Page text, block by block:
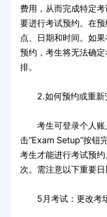
费用，从而完成特定
要进行考试预约。在
点、日期和时间。如
预约，考生将无法确
排。
2.如何预约或重新
考生可登录个人账
击“Exam Setup”按钮
考生才能进行考试预
次。需注意以下重要日
5月考试：更改考场